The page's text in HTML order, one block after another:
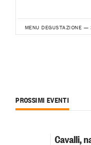
MENU DEGUSTAZIONE —
PROSSIMI EVENTI
Cavalli,